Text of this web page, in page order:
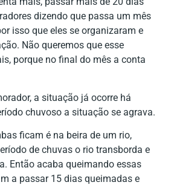
dizendo que passa um mês
isso que eles se organizaram e
Não queremos que esse
porque no final do mês a conta
a situação já ocorre há
chuvoso a situação se agrava.
ficam é na beira de um rio,
de chuvas o rio transborda e
Então acaba queimando essas
a passar 15 dias queimadas e